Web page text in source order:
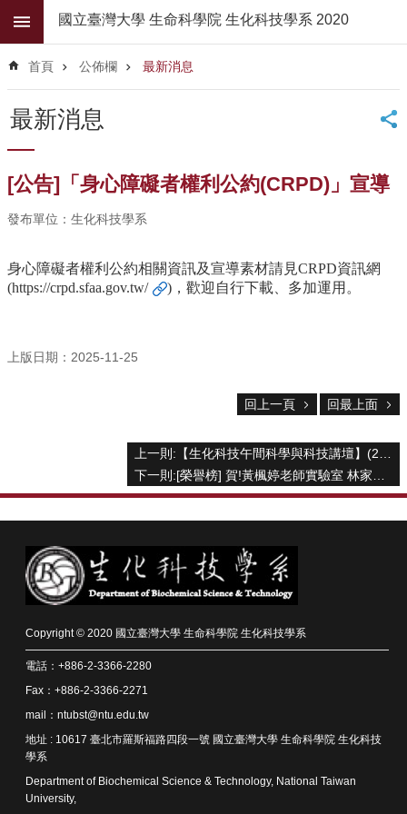
跳到主要內容區塊
階
尋
公
佈
欄
系
介
系
資
大
學
碩
博
班
系
友
動
態
常
用
國立臺灣大學 生命科學院 生化科技學系 2020
首頁 公佈欄 最新消息
最新消息
[公告]「身心障礙者權利公約(CRPD)」宣導
發布單位：生化科技學系
身心障礙者權利公約相關資訊及宣導素材請見CRPD資訊網
(https://crpd.sfaa.gov.tw/ )，歡迎自行下載、多加運用。
上版日期：2025-11-25
回上一頁 回最上面
上一則:【生化科技午間科學與科技講壇】(2025/11/28) Jia-Ray Yu, PhD -『Mechanisms of Chromatin Balancing』
下一則:[榮譽榜] 賀!黃楓婷老師實驗室 林家伃 同學榮獲2025長庚醫學週優選論文口頭報告競賽 金獎
Copyright © 2020 國立臺灣大學 生命科學院 生化科技學系
電話：+886-2-3366-2280
Fax：+886-2-3366-2271
mail：ntubst@ntu.edu.tw
地址 : 10617 臺北市羅斯福路四段一號 國立臺灣大學 生命科學院 生化科技
學系
Department of Biochemical Science & Technology, National Taiwan
University,